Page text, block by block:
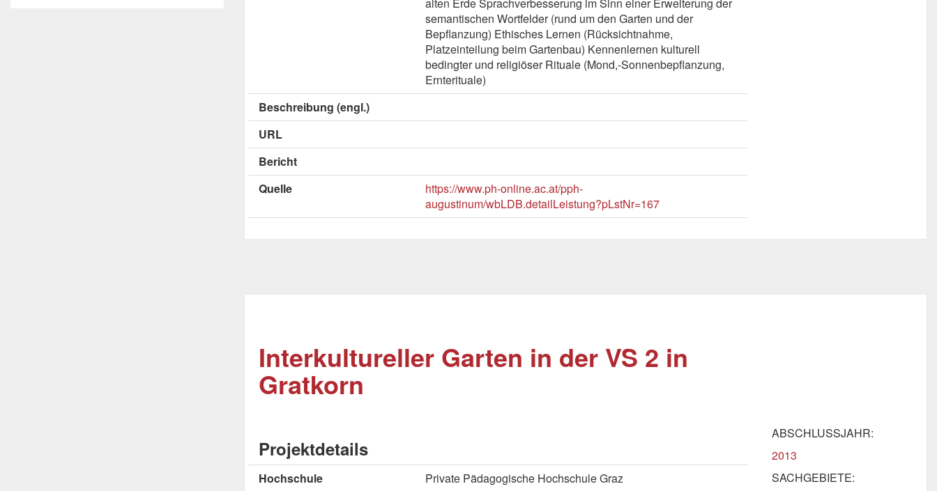
semantischen Wortfelder (rund um den Garten und der
Bepflanzung) Ethisches Lernen (Rücksichtnahme,
Platzeinteilung beim Gartenbau) Kennenlernen kulturell
bedingter und religiöser Rituale (Mond,-Sonnenbepflanzung,
Ernterituale)
Beschreibung (engl.)
URL
Bericht
Quelle
https://www.ph-online.ac.at/pph-
augustinum/wbLDB.detailLeistung?pLstNr=167
Interkultureller Garten in der VS 2 in
Gratkorn
Projektdetails
Hochschule
Private Pädagogische Hochschule Graz
ABSCHLUSSJAHR:
2013
SACHGEBIETE: